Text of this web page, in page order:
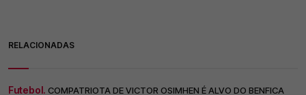
RELACIONADAS
Futebol. COMPATRIOTA DE VICTOR OSIMHEN É ALVO DO BENFICA